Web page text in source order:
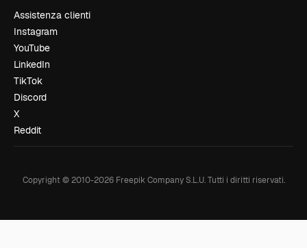
Assistenza clienti
Instagram
YouTube
LinkedIn
TikTok
Discord
X
Reddit
Copyright © 2010-2026Freepik Company S.L.U. Tutti i diritti riservati.